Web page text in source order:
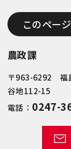
このペー
農政課
〒963-6292 福
谷地112-15
電話： 0247-